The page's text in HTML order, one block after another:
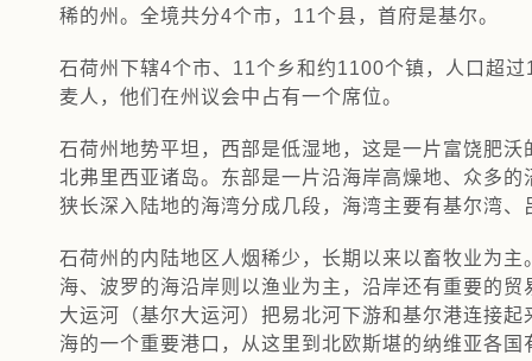
稀的州。全境共分4个市，11个县，首府是基尔。
石荷州下辖4个市、11个乡和约1100个镇，人口超
麦人，他们在州议会中占有一个席位。
石荷州地势平坦，西部是低湿地，这是一片富饶肥
北弗里西亚诸岛。东部是一片沿海岸高燥地、众多
狭长深入陆地的海湾分成几段，海湾主要有基尔湾
石荷州的内陆地区人烟稀少，长期以来以畜牧业为
海、波罗的海沿岸则以渔业为主，沿岸还有重要的
大运河（基尔大运河）把易北河下游和基尔港连接
海的一个重要港口，从这里到北欧斯堪的纳维亚各